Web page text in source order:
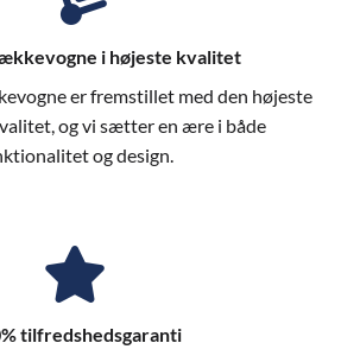
i højeste kvalitet
er fremstillet med den højeste
og vi sætter en ære i både
og design.
tilfredshedsgaranti